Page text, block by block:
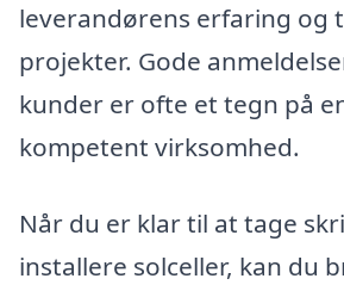
leverandørens erfaring og
projekter. Gode
kunder er ofte et tegn på
kompetent virksomhed.
Når du er klar til at tage
installere solceller, kan du